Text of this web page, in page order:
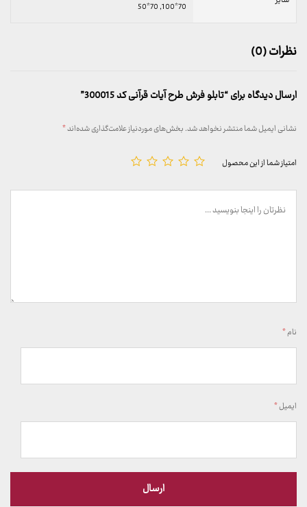
70*100, 70*50
نظرات (0)
ارسال دیدگاه برای “تابلو فرش طرح آیات قرآنی کد 300015”
نشانی ایمیل شما منتشر نخواهد شد.بخش‌های موردنیاز علامت‌گذاری شده‌اند*
امتیاز شما از این محصول
نام*
ایمیل*